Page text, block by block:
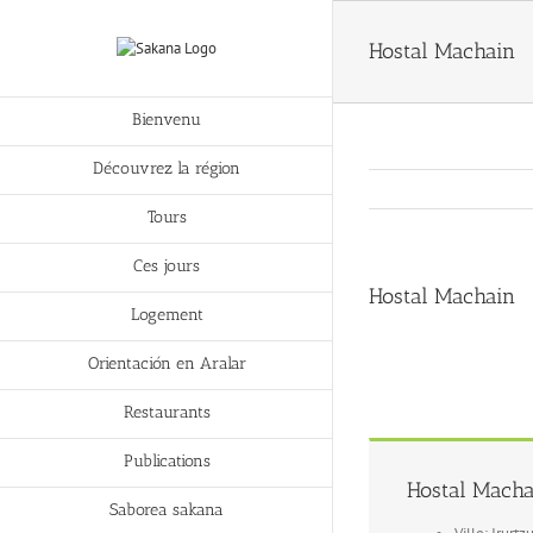
Bienvenu
Découvrez la région
Tours
Ces jours
Logement
Orientación en Aralar
Restaurants
Publications
Saborea sakana
Hostal Machain
Hostal Machain
Hostal